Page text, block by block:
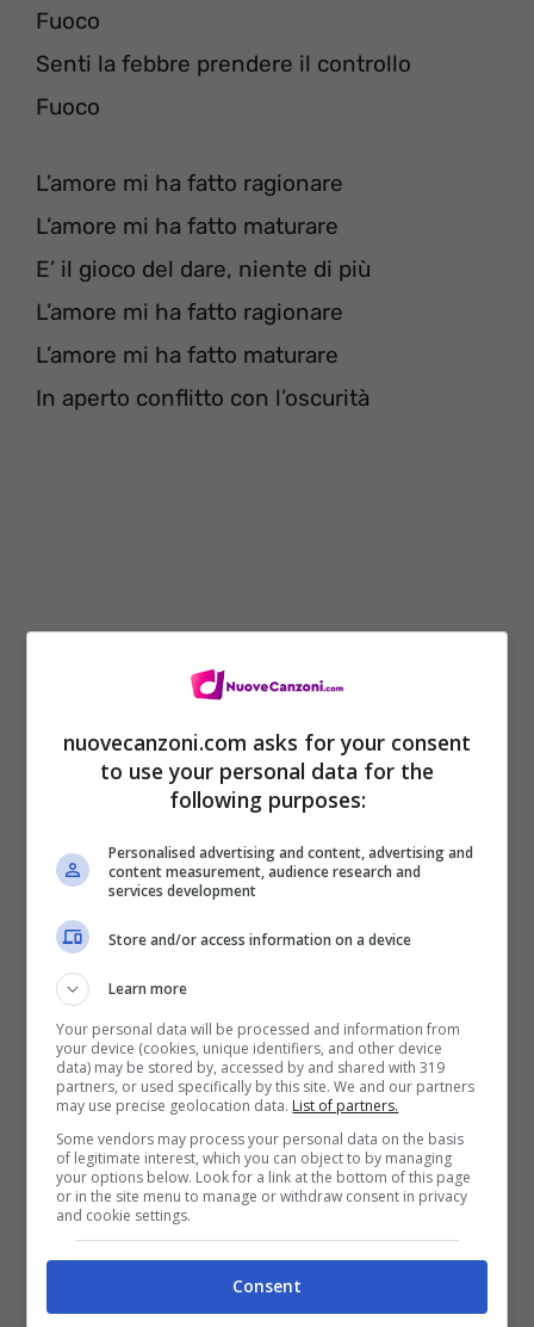
Fuoco
Senti la febbre prendere il controllo
Fuoco
L’amore mi ha fatto ragionare
L’amore mi ha fatto maturare
E’ il gioco del dare, niente di più
L’amore mi ha fatto ragionare
L’amore mi ha fatto maturare
In aperto conflitto con l’oscurità
Queste notti sono piene di fuoco
Queste notti sono piene di fuoco
Fuoco, queste notti sono piene di fuoco
Fuoco
Fuoco, senti la febbre prendere il controllo
Queste notti sono piene di fuoco
Queste notti sono piene di fuoco
Fuoco
Senti la febbre prendere il controllo
nuovecanzoni.com asks for your consent
to use your personal data for the
following purposes:
Personalised advertising and content, advertising and
content measurement, audience research and
services development
Store and/or access information on a device
Learn more
Your personal data will be processed and information from
your device (cookies, unique identifiers, and other device
data) may be stored by, accessed by and shared with 319
partners, or used specifically by this site. We and our partners
may use precise geolocation data. List of partners.
Some vendors may process your personal data on the basis
of legitimate interest, which you can object to by managing
your options below. Look for a link at the bottom of this page
or in the site menu to manage or withdraw consent in privacy
and cookie settings.
Consent